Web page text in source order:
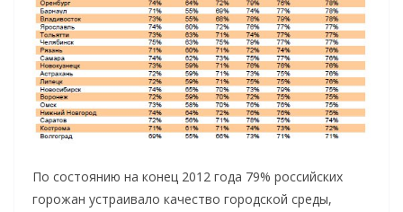
По состоянию на конец 2012 года 79% российских
горожан устраивало качество городской среды,